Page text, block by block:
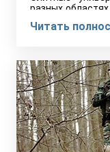
разных
идти в колледжи
Читать